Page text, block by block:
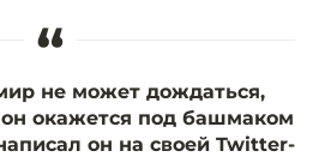
“
не может дождаться,
окажется под башмаком
он на своей Twitter-